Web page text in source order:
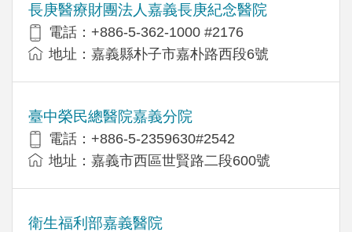
長庚醫療財團法人嘉義長庚紀念醫院
電話：+886-5-362-1000 #2176
地址：嘉義縣朴子市嘉朴路西段6號
臺中榮民總醫院嘉義分院
電話：+886-5-2359630#2542
地址：嘉義市西區世賢路二段600號
衛生福利部嘉義醫院